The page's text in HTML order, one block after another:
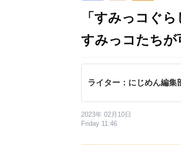
「すみっコぐ
すみっコたちが
ライター：にじめん編集
2023年 02月10日
Friday 11:46